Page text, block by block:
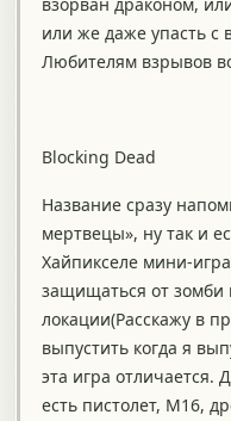
или же даже упасть с
Любителям взрывов
Blocking Dead
Название сразу
мертвецы», ну так и
Хайпикселе мини-
защищаться от зомби
локации(Расскажу в
выпустить когда я
эта игра отличается.
есть пистолет, М16,